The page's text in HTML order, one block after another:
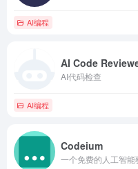
AI编程
AI Code
AI代码检查
AI编程
Codeium
一个免费的人工智能